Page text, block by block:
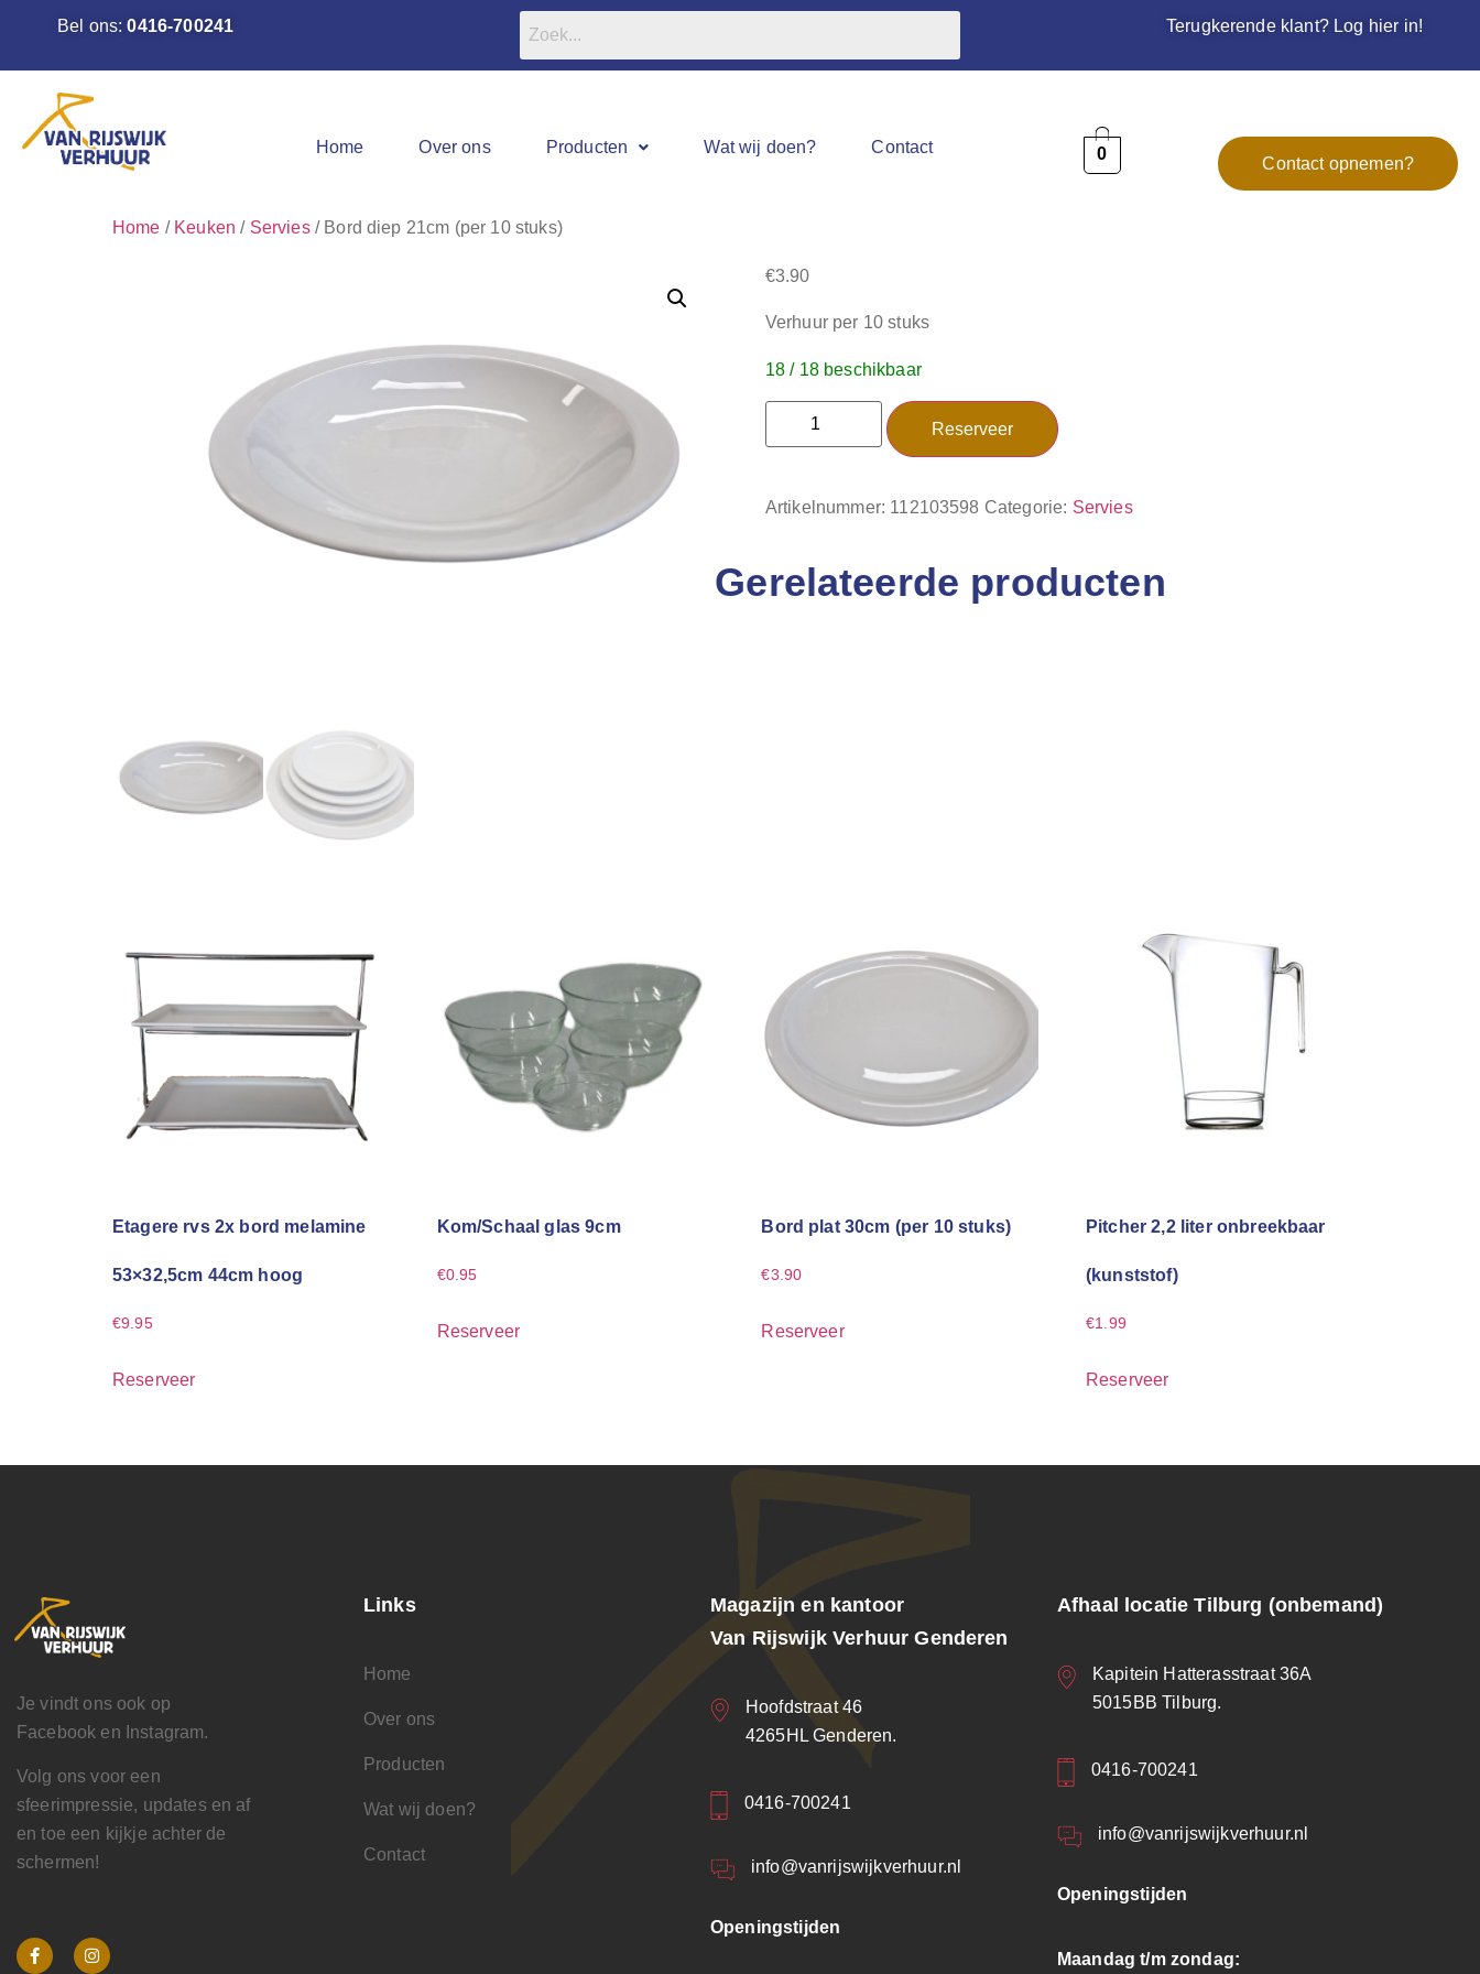
Bel ons:0416-700241 Terugkerende klant? Log hier in!
Home Over ons Producten Wat wij doen? Contact 0
Contact opnemen?
Home / Keuken / Servies/ Bord diep 21cm (per 10 stuks)
€3.90
Verhuur per 10 stuks
18 / 18 beschikbaar
Reserveer
Artikelnummer: 112103598 Categorie: Servies
Gerelateerde producten
Etagere rvs 2x bord melamine
53×32,5cm 44cm hoog
€9.95
Reserveer
Kom/Schaal glas 9cm
€0.95
Reserveer
Bord plat 30cm (per 10 stuks)
€3.90
Reserveer
Pitcher 2,2 liter onbreekbaar
(kunststof)
€1.99
Reserveer
Je vindt ons ook op
Facebook en Instagram.
Volg ons voor een
sfeerimpressie, updates en af
en toe een kijkje achter de
schermen!
Links
Home
Over ons
Producten
Wat wij doen?
Contact
Magazijn en kantoor
Van Rijswijk Verhuur Genderen
Hoofdstraat 46
4265HL Genderen.
0416-700241
info@vanrijswijkverhuur.nl
Openingstijden
Afhaal locatie Tilburg (onbemand)
Kapitein Hatterasstraat 36A
5015BB Tilburg.
0416-700241
info@vanrijswijkverhuur.nl
Openingstijden
Maandag t/m zondag: